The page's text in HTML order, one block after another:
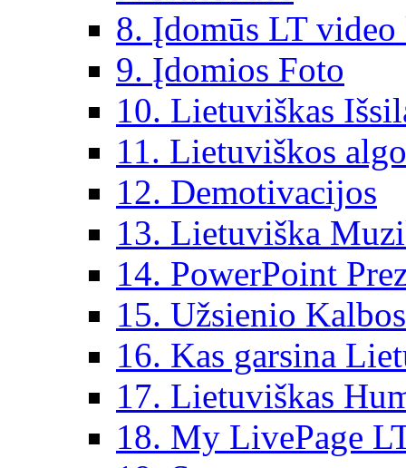
8. Įdomūs LT
9. Įdomios Foto
10. Lietuviškas
11. Lietuviškos
12. Demotivacijos
13. Lietuviška
14. PowerPoint
15. Užsienio Kalbos
16. Kas garsina
17. Lietuviškas
18. My LivePage